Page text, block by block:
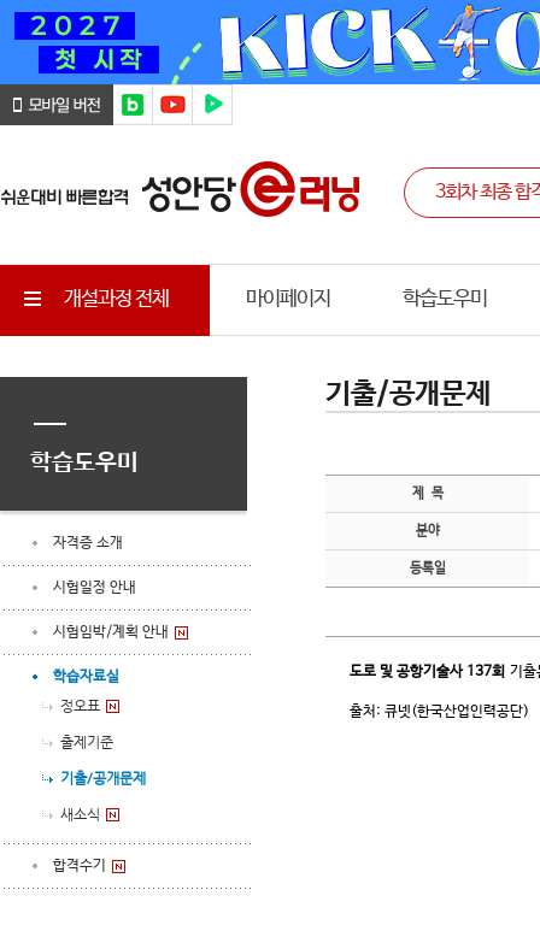
개설과정 전체 마이페이지 학습도우미
학습도우미
자격증 소개
시험일정 안내
시험임박/계획 안내
학습자료실
정오표
출제기준
기출/공개문제
새소식
합격수기
기출/공개문제
제 목
분야
등록일
도로 및 공항기술사 137회 기출
출처: 큐넷(한국산업인력공단)